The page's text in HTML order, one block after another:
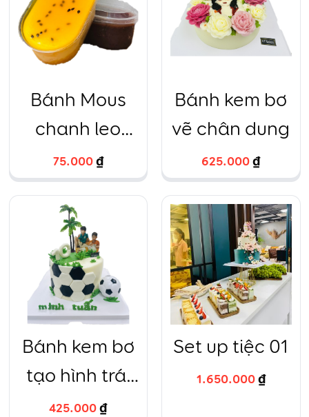
Bánh Mous
chanh leo
ovan
75.000₫
Bánh kem bơ
vẽ chân dung
625.000₫
Bánh kem bơ
tạo hình trái
bóng in ảnh
425.000₫
Set up tiệc 01
1.650.000₫